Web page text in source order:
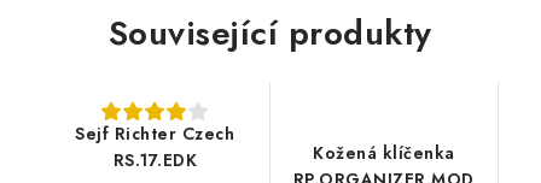
Související produkty
Sejf Richter Czech
RS.17.EDK
Kožená klíčenka